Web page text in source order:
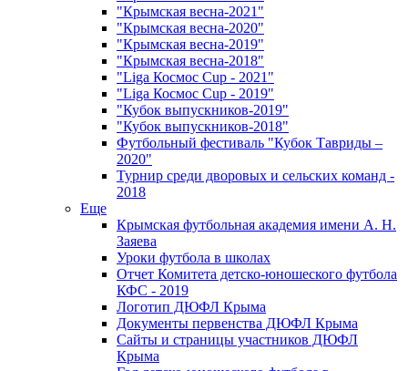
"Крымская весна-2021"
"Крымская весна-2020"
"Крымская весна-2019"
"Крымская весна-2018"
"Liga Космос Cup - 2021"
"Liga Космос Cup - 2019"
"Кубок выпускников-2019"
"Кубок выпускников-2018"
Футбольный фестиваль "Кубок Тавриды –
2020"
Турнир среди дворовых и сельских команд -
2018
Еще
Крымская футбольная академия имени А. Н.
Заяева
Уроки футбола в школах
Отчет Комитета детско-юношеского футбола
КФС - 2019
Логотип ДЮФЛ Крыма
Документы первенства ДЮФЛ Крыма
Сайты и страницы участников ДЮФЛ
Крыма